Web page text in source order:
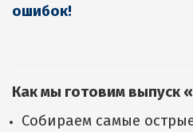
ошибок!
Как мы готовим выпуск
Собираем самые